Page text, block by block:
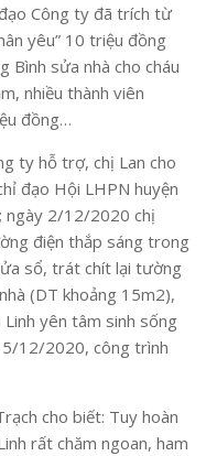
Công ty đã trích từ
yêu” 10 triệu đồng
Bình sửa nhà cho cháu
nhiều thành viên
đồng…
ty hỗ trợ, chị Lan cho
đạo Hội LHPN huyện
ngày 2/12/2020 chị
điện thắp sáng trong
sổ, trát chít lại tường
(DT khoảng 15m2),
yên tâm sinh sống
5/12/2020, công trình
cho biết: Tuy hoàn
rất chăm ngoan, ham